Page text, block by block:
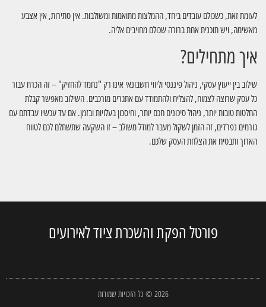
לעומת זאת, כשכולם עובדים ביחד, ההמלצות מתואמות ומשולבות. אין סתירות, אין אצבע
מאשימה, ויש תוכנית אחת ברורה שכולם מחויבים אליה.
איך מתחילים?
שילוב בין ייעוץ עסקי, ניהול פיננסי וליווי חשבונאי אינו רק "נחמד להחזיק" – זה הכרח עבור
כל עסק שרוצה לצמוח, להצליח ולהתמודד עם אתגרים מורכבים. השילוב מאפשר קבלת
החלטות טובות יותר, ניהול סיכונים חכם יותר, וחיסכון בעלויות ובזמן. אם עד עכשיו עבדתם עם
גורמים נפרדים, זה הזמן לשקול מעבר למודל משולב – זו השקעה שתשתלם לכם לטווח
הארוך ותבטיח את הצלחת העסק שלכם.
פורטל הפקת והשכרת ציוד לאירועים
2026 © כל הזכויות שמורות